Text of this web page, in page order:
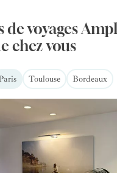
de voyages
chez vous
Toulouse Bordeaux